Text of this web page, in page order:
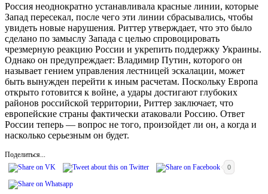
Россия неоднократно устанавливала красные линии, которые
Запад пересекал, после чего эти линии сбрасывались, чтобы
увидеть новые нарушения. Риттер утверждает, что это было
сделано по замыслу Запада с целью спровоцировать
чрезмерную реакцию России и укрепить поддержку Украины.
Однако он предупреждает: Владимир Путин, которого он
называет гением управления лестницей эскалации, может
быть вынужден перейти к иным расчетам. Поскольку Европа
открыто готовится к войне, а удары достигают глубоких
районов российской территории, Риттер заключает, что
европейские страны фактически атаковали Россию. Ответ
России теперь — вопрос не того, произойдет ли он, а когда и
насколько серьезным он будет.
Поделиться...
0